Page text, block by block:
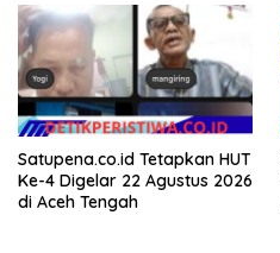
Masyarakat
Satupena.co.id Tetapkan HUT
Ke-4 Digelar 22 Agustus 2026
di Aceh Tengah